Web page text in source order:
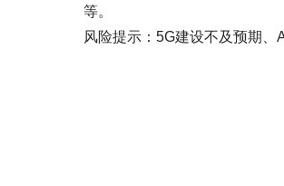
等。
风险提示：5G建设不及预期、